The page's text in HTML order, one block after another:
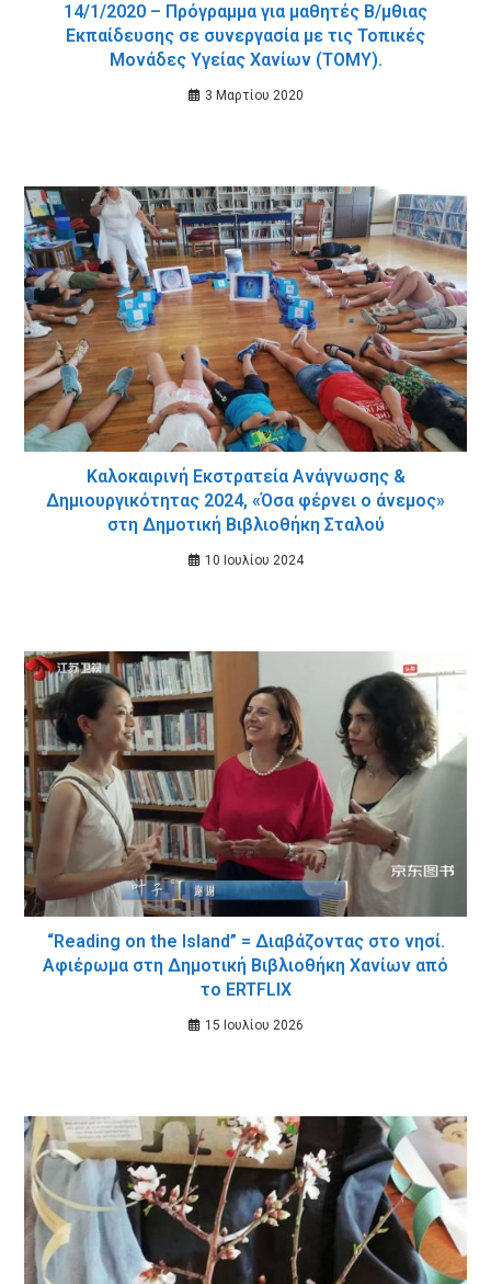
14/1/2020 – Πρόγραμμα για μαθητές Β/μθιας
Εκπαίδευσης σε συνεργασία με τις Τοπικές
Μονάδες Υγείας Χανίων (ΤΟΜΥ).
3 Μαρτίου 2020
Καλοκαιρινή Εκστρατεία Ανάγνωσης &
Δημιουργικότητας 2024, «Όσα φέρνει ο άνεμος»
στη Δημοτική Βιβλιοθήκη Σταλού
10 Ιουλίου 2024
“Reading on the Island” = Διαβάζοντας στο νησί.
Αφιέρωμα στη Δημοτική Βιβλιοθήκη Χανίων από
το ERTFLIX
15 Ιουλίου 2026